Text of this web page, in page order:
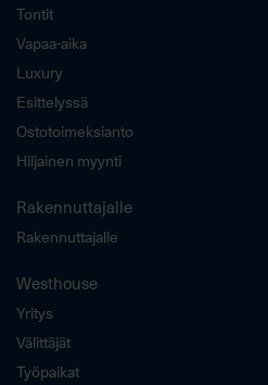
Tontit
Vapaa-aika
Luxury
Esittelyssä
Ostotoimeksianto
Hiljainen myynti
Rakennuttajalle
Rakennuttajalle
Westhouse
Yritys
Välittäjät
Työpaikat